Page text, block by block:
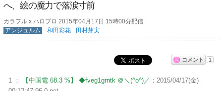
へ、絵の魔力で落涙寸前
カラフル x ハロプロ 2015年04月17日 15時00分配信
アンジュルム
和田彩花 田村芽実
コメント 1
1 ： 【中国電 68.3 %】 ◆fveg1grntk ＠＼(^o^)／ ：2015/04/17(金)